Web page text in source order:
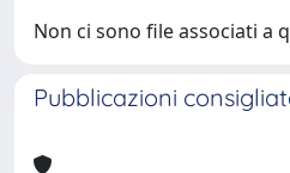
Non ci sono file associati a
Pubblicazioni